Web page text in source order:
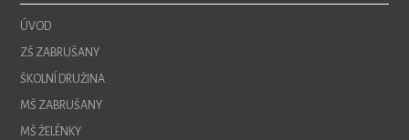
ÚVOD
ZŠ ZABRUŠANY
ŠKOLNÍ DRUŽINA
MŠ ZABRUŠANY
MŠ ŽELÉNKY